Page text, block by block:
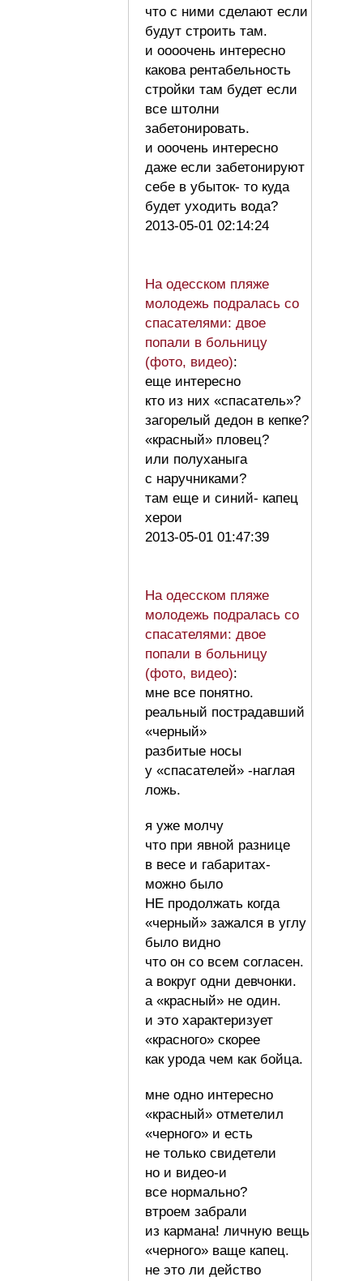
что с ними сделают если
будут строить там.
и оооочень интересно
какова рентабельность
стройки там будет если
все штолни
забетонировать.
и ооочень интересно
даже если забетонируют
себе в убыток- то куда
будет уходить вода?
2013-05-01 02:14:24
На одесском пляже
молодежь подралась со
спасателями: двое
попали в больницу
(фото, видео):
еще интересно
кто из них «спасатель»?
загорелый дедон в кепке?
«красный» пловец?
или полуханыга
с наручниками?
там еще и синий- капец
херои
2013-05-01 01:47:39
На одесском пляже
молодежь подралась со
спасателями: двое
попали в больницу
(фото, видео):
мне все понятно.
реальный пострадавший
«черный»
разбитые носы
у «спасателей» -наглая
ложь.
я уже молчу
что при явной разнице
в весе и габаритах-
можно было
НЕ продолжать когда
«черный» зажался в углу
было видно
что он со всем согласен.
а вокруг одни девчонки.
а «красный» не один.
и это характеризует
«красного» скорее
как урода чем как бойца.
мне одно интересно
«красный» отметелил
«черного» и есть
не только свидетели
но и видео-и
все нормально?
втроем забрали
из кармана! личную вещь
«черного» ваще капец.
не это ли действо